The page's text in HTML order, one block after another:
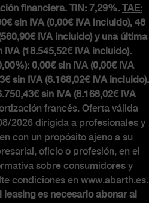
financiera. TIN: 7,29%. TAE:
sin IVA (0,00€ IVA incluido), 48
IVA incluido) y una última
(18.545,52€ IVA incluido).
0,00€ sin IVA (0,00€ IVA
sin IVA (8.168,02€ IVA incluido).
sin IVA (8.168,02€ IVA
francés. Oferta válida
2026 dirigida a profesionales y
con un propósito ajeno a su
oficio o profesión, en el
sobre consumidores y
condiciones en www.abarth.es.
es necesario abonar al